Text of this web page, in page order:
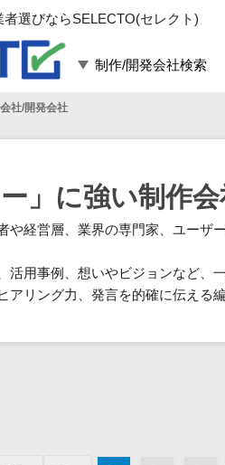
選びならSELECTO(セレクト)
制作/開発会社検索
運用代行
コンテンツ制作
マーケティング
社/開発会社
」に強い制作
や経営層、業界の専門家、ユー
活用事例、想いやビジョンなど、
アリング力、発言を的確に伝え